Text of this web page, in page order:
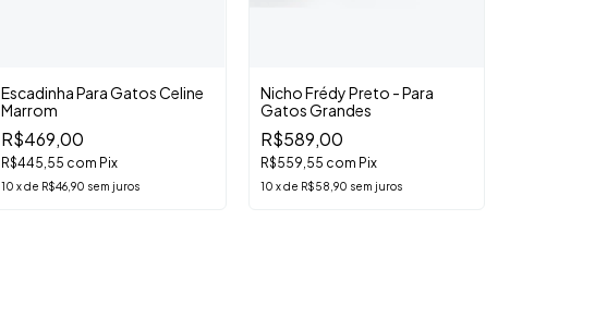
Escadinha Para Gatos Celine
Marrom
R$469,00
R$445,55 com Pix
10 xde R$46,90 sem juros
Nicho Frédy Preto - Para
Gatos Grandes
R$589,00
R$559,55 com Pix
10 xde R$58,90 sem juros